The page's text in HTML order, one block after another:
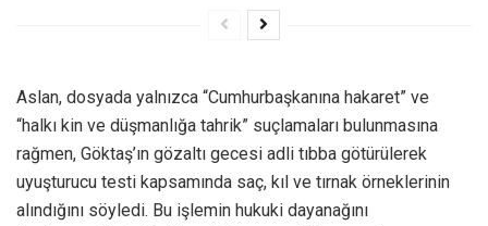
Aslan, dosyada yalnızca “Cumhurbaşkanına hakaret” ve
“halkı kin ve düşmanlığa tahrik” suçlamaları bulunmasına
rağmen, Göktaş’ın gözaltı gecesi adli tıbba götürülerek
uyuşturucu testi kapsamında saç, kıl ve tırnak örneklerinin
alındığını söyledi. Bu işlemin hukuki dayanağını